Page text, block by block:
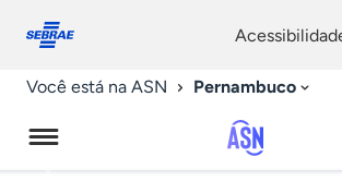
conosco
Você está na ASN Pernambuco